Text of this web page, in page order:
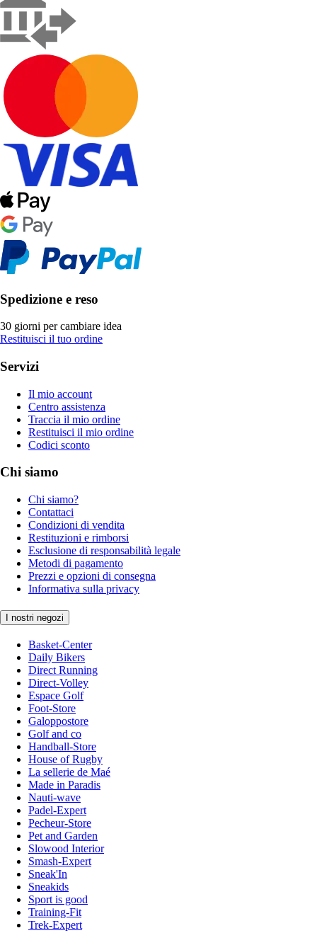
Spedizione e reso
30 giorni per cambiare idea
Restituisci il tuo ordine
Servizi
Il mio account
Centro assistenza
Traccia il mio ordine
Restituisci il mio ordine
Codici sconto
Chi siamo
Chi siamo?
Contattaci
Condizioni di vendita
Restituzioni e rimborsi
Esclusione di responsabilità legale
Metodi di pagamento
Prezzi e opzioni di consegna
Informativa sulla privacy
I nostri negozi
Basket-Center
Daily Bikers
Direct Running
Direct-Volley
Espace Golf
Foot-Store
Galoppostore
Golf and co
Handball-Store
House of Rugby
La sellerie de Maé
Made in Paradis
Nauti-wave
Padel-Expert
Pecheur-Store
Pet and Garden
Slowood Interior
Smash-Expert
Sneak'In
Sneakids
Sport is good
Training-Fit
Trek-Expert